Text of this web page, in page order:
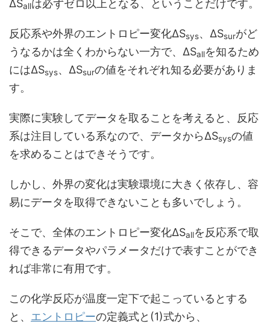
ΔSallは必ずゼロ以上となる、ということだけです。
反応系や外界のエントロピー変化ΔSsys、ΔSsurがど
うなるかは全くわからない一方で、ΔSallを知るため
にはΔSsys、ΔSsurの値をそれぞれ知る必要がありま
す。
実際に実験してデータを取ることを考えると、反応
系は注目している系なので、データからΔSsysの値
を求めることはできそうです。
しかし、外界の変化は実験環境に大きく依存し、容
易にデータを取得できないことも多いでしょう。
そこで、全体のエントロピー変化ΔSallを反応系で取
得できるデータやパラメータだけで表すことができ
れば非常に有用です。
この化学反応が温度一定下で起こっているとする
と、 エントロピーの定義式と(1)式から、